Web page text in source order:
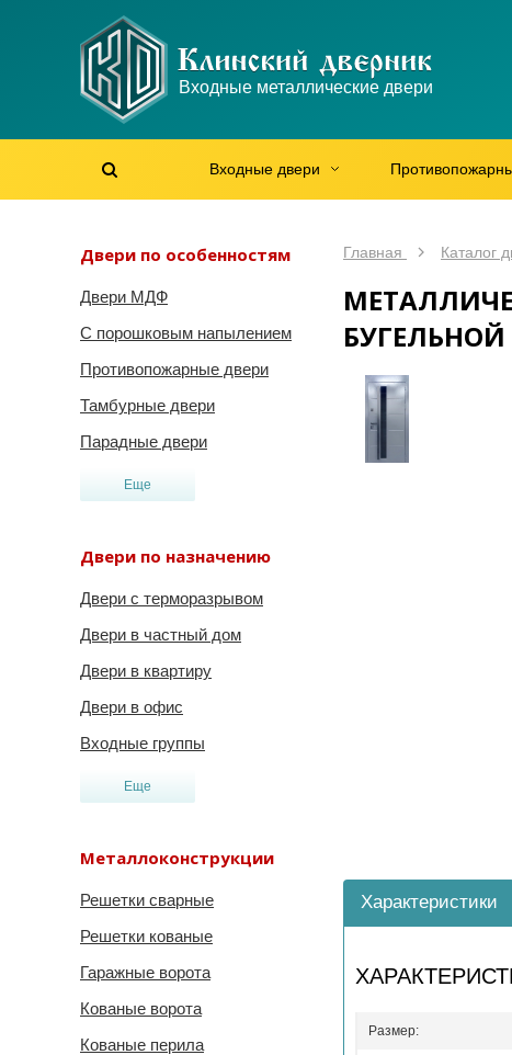
Входные металлические двери
Входные двери
Двери по особенностям
Двери МДФ
С порошковым напылением
Противопожарные двери
Тамбурные двери
Парадные двери
Еще
Двери по назначению
Двери с терморазрывом
Двери в частный дом
Двери в квартиру
Двери в офис
Входные группы
Еще
Металлоконструкции
Решетки сварные
Решетки кованые
Гаражные ворота
Кованые ворота
Кованые перила
Главная Каталог
Характеристики
Размер:
Max
Мы онлайн!
WhatsApp
Мы онлайн!
Telegram
Мы онлайн!
Max
Мы онлайн!
WhatsApp
Мы онлайн!